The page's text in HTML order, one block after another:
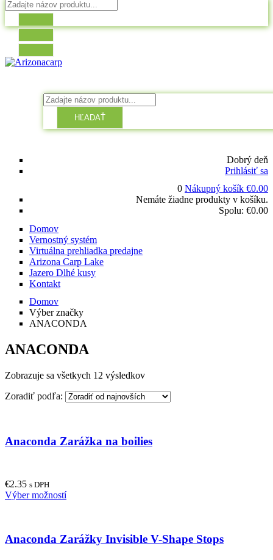
HĽADAŤ
Dobrý deň
Prihlásiť sa
0 Nákupný košík €0.00
Nemáte žiadne produkty v košíku.
Spolu: €0.00
Domov
Vernostný systém
Virtuálna prehliadka predajne
Arizona Carp Lake
Jazero Dlhé kusy
Kontakt
Domov
Výber značky
ANACONDA
ANACONDA
Zobrazuje sa všetkych 12 výsledkov
Zoradiť podľa:
Anaconda Zarážka na boilies
€2.35 s DPH
Výber možnostíThis
variants.
Anaconda Zarážky Invisible V-Shape Stops